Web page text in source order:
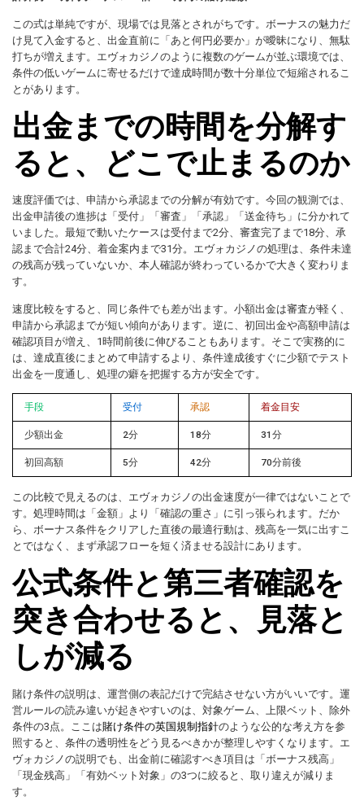
この式は単純ですが、現場では見落とされがちです。ボーナスの魅力だ
け見て入金すると、出金直前に「あと何円必要か」が曖昧になり、無駄
打ちが増えます。エヴォカジノのように複数のゲームが並ぶ環境では、
条件の低いゲームに寄せるだけで達成時間が数十分単位で短縮されるこ
とがあります。
出金までの時間を分解す
ると、どこで止まるのか
速度評価では、申請から承認までの分解が有効です。今回の観測では、
出金申請後の進捗は「受付」「審査」「承認」「送金待ち」に分かれて
いました。最短で動いたケースは受付まで2分、審査完了まで18分、承
認まで合計24分、着金案内まで31分。エヴォカジノの処理は、条件未達
の残高が残っていないか、本人確認が終わっているかで大きく変わりま
す。
速度比較をすると、同じ条件でも差が出ます。小額出金は審査が軽く、
申請から承認までが短い傾向があります。逆に、初回出金や高額申請は
確認項目が増え、1時間前後に伸びることもあります。そこで実務的に
は、達成直後にまとめて申請するより、条件達成後すぐに少額でテスト
出金を一度通し、処理の癖を把握する方が安全です。
手段 受付 承認 着金目安
少額出金 2分 18分 31分
初回高額 5分 42分 70分前後
この比較で見えるのは、エヴォカジノの出金速度が一律ではないことで
す。処理時間は「金額」より「確認の重さ」に引っ張られます。だか
ら、ボーナス条件をクリアした直後の最適行動は、残高を一気に出すこ
とではなく、まず承認フローを短く済ませる設計にあります。
公式条件と第三者確認を
突き合わせると、見落と
しが減る
賭け条件の説明は、運営側の表記だけで完結させない方がいいです。運
営ルールの読み違いが起きやすいのは、対象ゲーム、上限ベット、除外
条件の3点。ここは賭け条件の英国規制指針のような公的な考え方を参
照すると、条件の透明性をどう見るべきかが整理しやすくなります。エ
ヴォカジノの説明でも、出金前に確認すべき項目は「ボーナス残高」
「現金残高」「有効ベット対象」の3つに絞ると、取り違えが減りま
す。